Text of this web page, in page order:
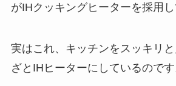
がIHクッキングヒーターを採用し
実はこれ、キッチンをスッキリ
ざとIHヒーターにしているのです